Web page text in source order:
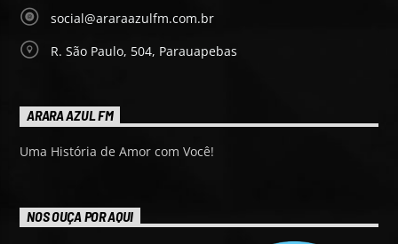
social@araraazulfm.com.br
R. São Paulo, 504, Parauapebas
ARARA AZUL FM
Uma História de Amor com Você!
NOS OUÇA POR AQUI